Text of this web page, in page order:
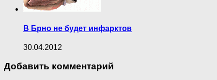
В Брно не будет инфарктов
30.04.2012
Добавить комментарий